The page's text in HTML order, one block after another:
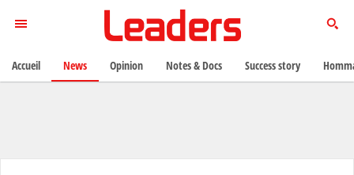
Accueil News Opinion Notes & Docs Success story